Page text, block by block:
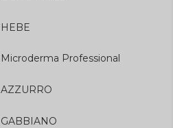
HEBE
Microderma Professional
AZZURRO
GABBIANO